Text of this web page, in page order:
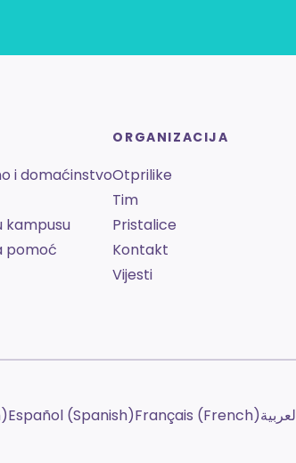
i domaćinstvo
kampusu
pomoć
ORGANIZACIJA
Otprilike
Tim
Pristalice
Kontakt
Vijesti
Español (Spanish)Français (French)